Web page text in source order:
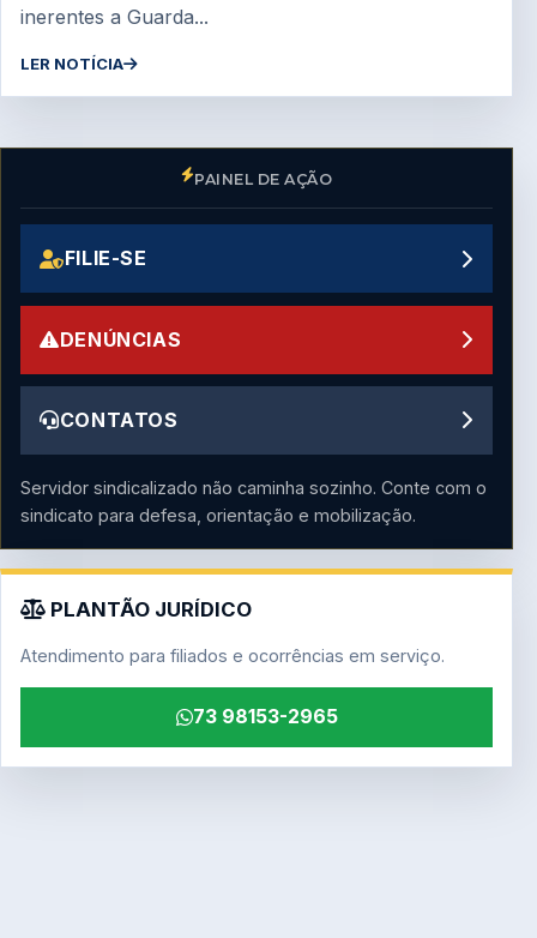
inerentes a Guarda...
LER NOTÍCIA
PAINEL DE AÇÃO
FILIE-SE
DENÚNCIAS
CONTATOS
Servidor sindicalizado não caminha sozinho. Conte com o
sindicato para defesa, orientação e mobilização.
PLANTÃO JURÍDICO
Atendimento para filiados e ocorrências em serviço.
73 98153-2965